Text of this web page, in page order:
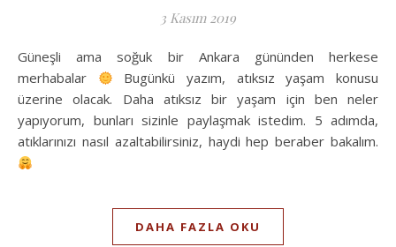
3 Kasım 2019
Güneşli ama soğuk bir Ankara gününden herkese
merhabalar
Bugünkü yazım, atıksız yaşam konusu
üzerine olacak. Daha atıksız bir yaşam için ben neler
yapıyorum, bunları sizinle paylaşmak istedim. 5 adımda,
atıklarınızı nasıl azaltabilirsiniz, haydi hep beraber bakalım.
DAHA FAZLA OKU